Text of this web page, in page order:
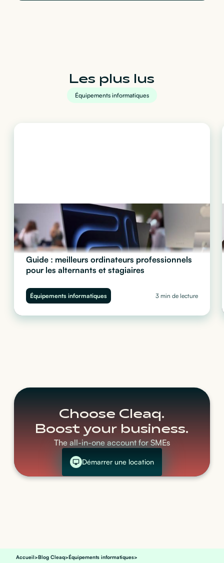
Les plus lus
Équipements informatiques
Guide : meilleurs ordinateurs professionnels
pour les alternants et stagiaires
Quel ordinateur choisir pour vos stagiaires et alternants ?
Performance, sécurité et budget : découvrez notre guide complet
pour équiper vos juniors sans impacter votre trésorerie.
Équipements informatiques 3 min de lecture
Choose Cleaq.
Boost your business.
The all-in-one account for SMEs
Démarrer une location
Accueil>Blog Cleaq>Équipements informatiques>